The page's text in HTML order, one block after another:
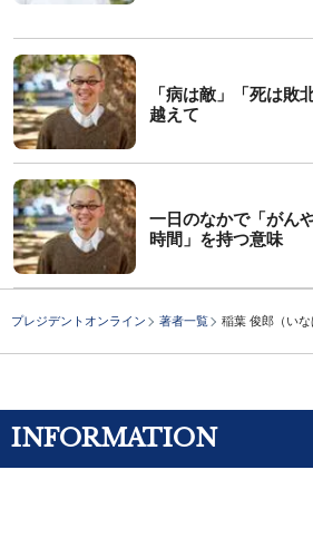
「病は敵」「死は敗
越えて
一日のなかで「がん
時間」を持つ意味
プレジデントオンライン 著者一覧 稲葉 俊郎（いな
INFORMATION